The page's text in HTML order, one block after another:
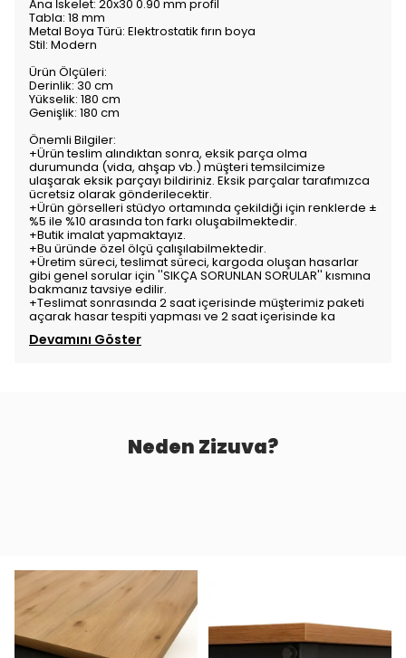
Ana İskelet: 20x30 0.90 mm profil
Tabla: 18 mm
Metal Boya Türü: Elektrostatik fırın boya
Stil: Modern
Ürün Ölçüleri:
Derinlik: 30 cm
Yükselik: 180 cm
Genişlik: 180 cm
Önemli Bilgiler:
+Ürün teslim alındıktan sonra, eksik parça olma
durumunda (vida, ahşap vb.) müşteri temsilcimize
ulaşarak eksik parçayı bildiriniz. Eksik parçalar tarafımızca
ücretsiz olarak gönderilecektir.
+Ürün görselleri stüdyo ortamında çekildiği için renklerde ±
%5 ile %10 arasında ton farkı oluşabilmektedir.
+Butik imalat yapmaktayız.
+Bu üründe özel ölçü çalışılabilmektedir.
+Üretim süreci, teslimat süreci, kargoda oluşan hasarlar
gibi genel sorular için ''SIKÇA SORUNLAN SORULAR'' kısmına
bakmanız tavsiye edilir.
+Teslimat sonrasında 2 saat içerisinde müşterimiz paketi
açarak hasar tespiti yapması ve 2 saat içerisinde ka
Devamını Göster
Neden Zizuva?